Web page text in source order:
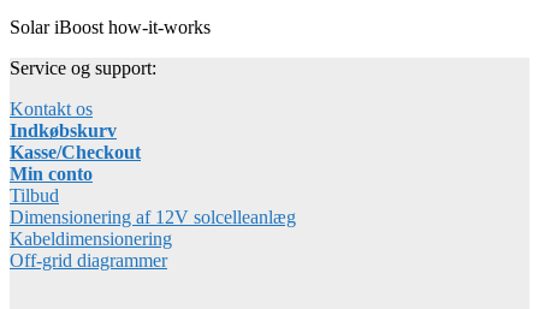
Solar iBoost how-it-works
Service og support:
Kontakt os
Indkøbskurv
Kasse/Checkout
Min conto
Tilbud
Dimensionering af 12V solcelleanlæg
Kabeldimensionering
Off-grid diagrammer